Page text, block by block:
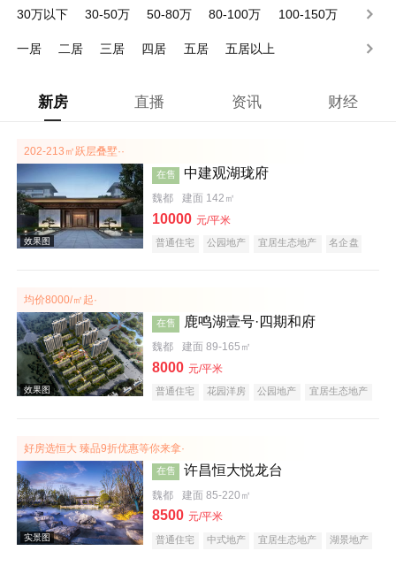
30万以下 30-50万 50-80万 80-100万
100-150万
一居
二居 三居 四居 五居 五居以上
新房 直播 资讯 财经
202-213㎡跃层叠墅··
效果图
在售 中建观湖珑府
魏都 建面 142㎡
10000 元/平米
普通住宅 公园地产 宜居生态地产 名企盘
均价8000/㎡起·
在售 鹿鸣湖壹号·四期和府
魏都 建面 89-165㎡
8000 元/平米
普通住宅 花园洋房 公园地产
宜居生态地产
好房选恒大 臻品9折优惠等你来拿·
在售 许昌恒大悦龙台
魏都 建面 85-220㎡
8500 元/平米
普通住宅 中式地产 宜居生态地产
湖景地产